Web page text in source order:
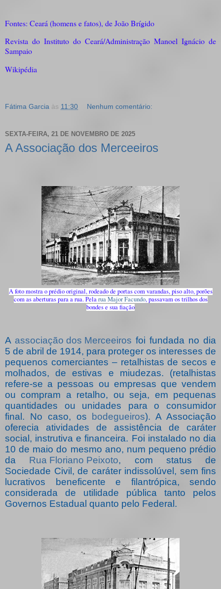
Fontes: Ceará (homens e fatos), de João Brígido
Revista do Instituto do Ceará/Administração Manoel Ignácio de
Sampaio
Wikipédia
Fátima Garcia às 11:30 Nenhum comentário:
SEXTA-FEIRA, 21 DE NOVEMBRO DE 2025
A Associação dos Merceeiros
A foto mostra o prédio original, rodeado de portas com varandas, piso alto, porões
com as aberturas para a rua. Pelarua Major Facundo, passavam os trilhos dos
bondes e sua fiação
A associação dos Merceeiros foi fundada no dia
5 de abril de 1914, para proteger os interesses de
pequenos comerciantes – retalhistas de secos e
molhados, de estivas e miudezas. (retalhistas
refere-se a pessoas ou empresas que vendem
ou compram a retalho, ou seja, em pequenas
quantidades ou unidades para o consumidor
final. No caso, os
bodegueiros). A Associação
oferecia atividades de assistência de caráter
social, instrutiva e financeira. Foi instalado no dia
10 de maio do mesmo ano, num pequeno prédio
da Rua Floriano Peixoto, com status de
Sociedade Civil, de caráter indissolúvel, sem fins
lucrativos beneficente e filantrópica, sendo
considerada de utilidade pública tanto pelos
Governos Estadual quanto pelo Federal.